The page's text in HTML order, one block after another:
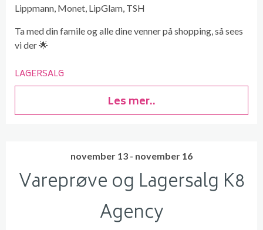
Lippmann, Monet, LipGlam, TSH
Ta med din famile og alle dine venner på shopping, så sees
vi der 🌟
LAGERSALG
Les mer..
november 13 - november 16
Vareprøve og Lagersalg K8
Agency